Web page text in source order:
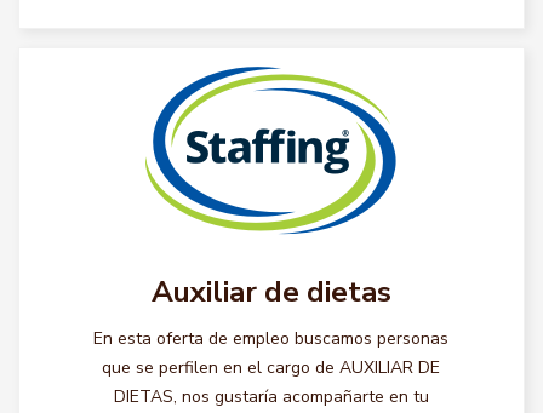
Auxiliar de dietas
En esta oferta de empleo buscamos personas
que se perfilen en el cargo de AUXILIAR DE
DIETAS, nos gustaría acompañarte en tu